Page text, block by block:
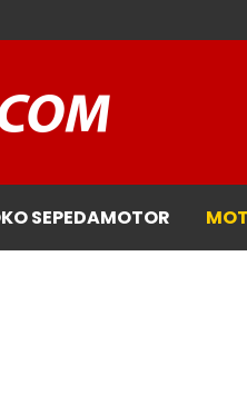
SEPEDAMOTOR